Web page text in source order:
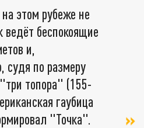
этом рубеже не
ведёт беспокоящие
и,
судя по размеру
топора" (155-
гаубица
"Точка".